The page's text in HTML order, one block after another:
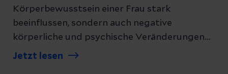
Datenschutzerklärung zur Kenntnis genommen
Körperbewusstsein einer Frau stark
beeinflussen, sondern auch negative
körperliche und psychische Veränderungen
verursachen. Lesen Sie hier, in welchen Fällen
Jetzt lesen